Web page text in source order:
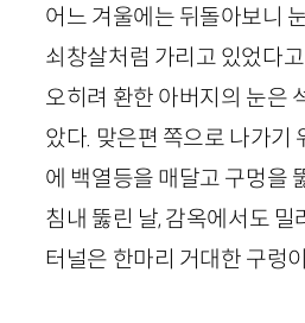
어느 겨울에는 뒤돌아보니
쇠창살처럼 가리고 있었다
오히려 환한 아버지의 눈은
았다. 맞은편 쪽으로 나가기
에 백열등을 매달고 구멍을
침내 뚫린 날, 감옥에서도 밀
터널은 한마리 거대한 구렁